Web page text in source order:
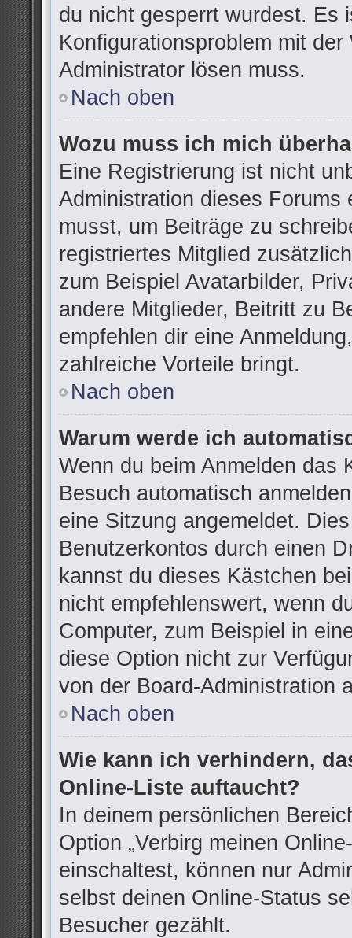
du nicht gesperrt wurdest. Es
Konfigurationsproblem mit
Administrator lösen muss.
Nach oben
Wozu muss ich mich
Eine Registrierung ist nicht
Administration dieses
musst, um Beiträge zu
registriertes Mitglied
zum Beispiel Avatarbilder,
andere Mitglieder, Beitritt zu
empfehlen dir eine
zahlreiche Vorteile bringt.
Nach oben
Warum werde ich
Wenn du beim Anmelden das
Besuch automatisch
eine Sitzung angemeldet.
Benutzerkontos durch einen
kannst du dieses Kästchen
nicht empfehlenswert, wenn
Computer, zum Beispiel in
diese Option nicht zur
von der Board-Administration
Nach oben
Wie kann ich verhindern,
Online-Liste auftaucht?
In deinem persönlichen
Option „Verbirg meinen
einschaltest, können nur
selbst deinen Online-Status
Besucher gezählt.